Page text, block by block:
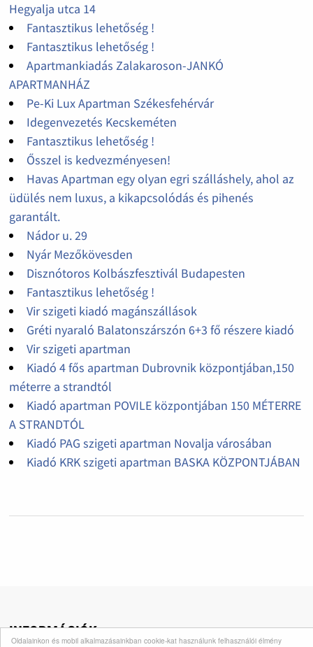
Oldalainkon és mobil alkalmazásainkban cookie-kat használunk felhasználói élmény
Hegyalja utca 14
Fantasztikus lehetőség !
Fantasztikus lehetőség !
Apartmankiadás Zalakaroson-JANKÓ
APARTMANHÁZ
Pe-Ki Lux Apartman Székesfehérvár
Idegenvezetés Kecskeméten
Fantasztikus lehetőség !
Ősszel is kedvezményesen!
Havas Apartman egy olyan egri szálláshely, ahol az
üdülés nem luxus, a kikapcsolódás és pihenés
garantált.
Nádor u. 29
Nyár Mezőkövesden
Disznótoros Kolbászfesztivál Budapesten
Fantasztikus lehetőség !
Vir szigeti kiadó magánszállások
Gréti nyaraló Balatonszárszón 6+3 fő részere kiadó
Vir szigeti apartman
Kiadó 4 fős apartman Dubrovnik központjában,150
méterre a strandtól
Kiadó apartman POVILE központjában 150 MÉTERRE
A STRANDTÓL
Kiadó PAG szigeti apartman Novalja városában
Kiadó KRK szigeti apartman BASKA KÖZPONTJÁBAN
INFORMÁCIÓK